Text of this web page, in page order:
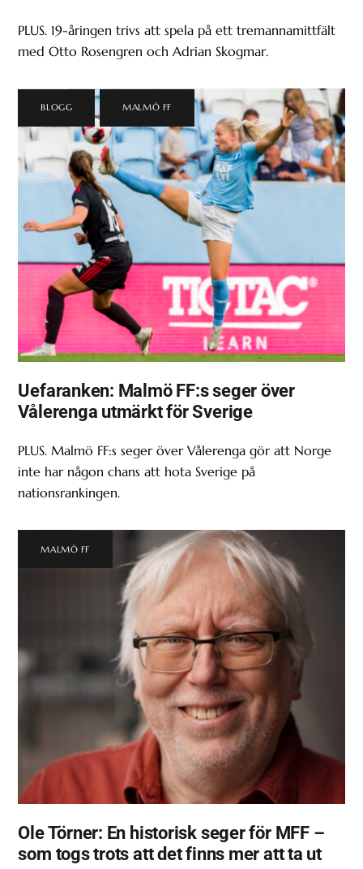
PLUS. 19-åringen trivs att spela på ett tremannamittfält
med Otto Rosengren och Adrian Skogmar.
BLOGG MALMÖ FF
Uefaranken: Malmö FF:s seger över
Vålerenga utmärkt för Sverige
PLUS. Malmö FF:s seger över Vålerenga gör att Norge
inte har någon chans att hota Sverige på
nationsrankingen.
MALMÖ FF
Ole Törner: En historisk seger för MFF –
som togs trots att det finns mer att ta ut